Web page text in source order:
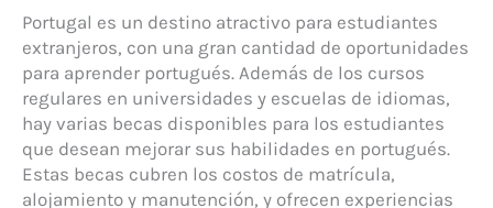
Portugal es un destino atractivo para estudiantes
extranjeros, con una gran cantidad de oportunidades
para aprender portugués. Además de los cursos
regulares en universidades y escuelas de idiomas,
hay varias becas disponibles para los estudiantes
que desean mejorar sus habilidades en portugués.
Estas becas cubren los costos de matrícula,
alojamiento y manutención, y ofrecen experiencias